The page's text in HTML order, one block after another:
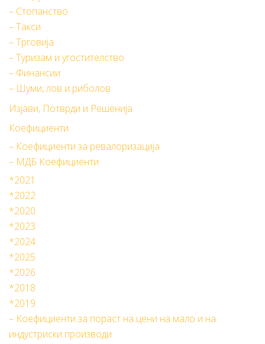
– Стопанство
– Такси
– Трговија
– Туризам и угостителство
– Финансии
– Шуми, лов и риболов
Изјави, Потврди и Решенија
Коефициенти
– Коефициенти за ревалоризација
– МДБ Коефициенти
*2021
*2022
*2020
*2023
*2024
*2025
*2026
*2018
*2019
– Kоефициенти за пораст на цени на мало и на
индустриски производи